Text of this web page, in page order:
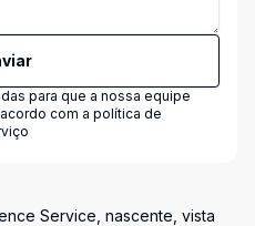
para que a nossa equipe
com a política de
Service, nascente, vista